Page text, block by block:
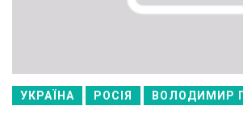
УКРАЇНА РОСІЯ ВОЛОДИМИР